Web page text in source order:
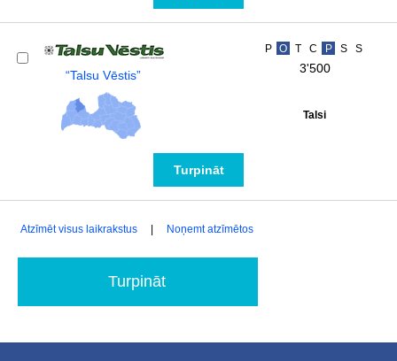
“Talsu Vēstis”
P O T C P S S
3'500
Talsi
Turpināt
Atzīmēt visus laikrakstus| Noņemt atzīmētos
Turpināt